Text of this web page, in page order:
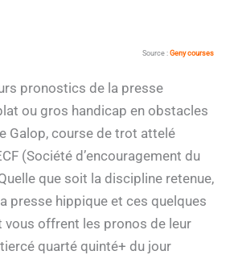
Source : Geny courses
pronostics de la presse
ou gros handicap en obstacles
Galop, course de trot attelé
(Société d’encouragement du
que soit la discipline retenue,
presse hippique et ces quelques
offrent les pronos de leur
quarté quinté+ du jour